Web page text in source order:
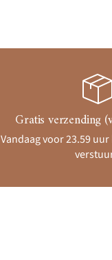
Gratis verzending
Vandaag voor 23.59